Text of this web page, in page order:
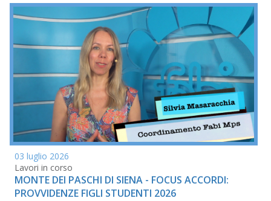
03 luglio 2026
Lavori in corso
MONTE DEI PASCHI DI SIENA - FOCUS ACCORDI:
PROVVIDENZE FIGLI STUDENTI 2026